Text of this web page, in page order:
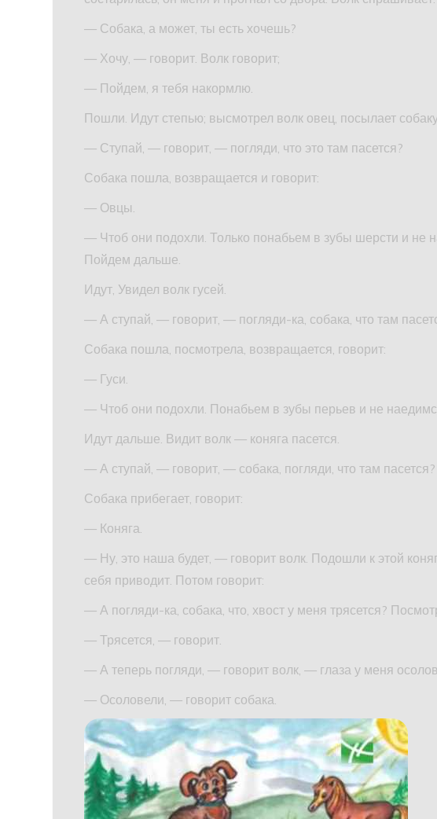
— Собака, а может, ты есть хочешь?
— Хочу, — говорит. Волк говорит;
— Пойдем, я тебя накормлю.
Пошли. Идут степью; высмотрел волк овец, посылает
— Ступай, — говорит, — погляди, что это там пасется?
Собака пошла, возвращается и говорит:
— Овцы.
— Чтоб они подохли. Только понабьем в зубы шерсти и не
Пойдем дальше.
Идут, Увидел волк гусей.
— А ступай, — говорит, — погляди-ка, собака, что там
Собака пошла, посмотрела, возвращается, говорит:
— Гуси.
— Чтоб они подохли. Понабьем в зубы перьев и не
Идут дальше. Видит волк — коняга пасется.
— А ступай, — говорит, — собака, погляди, что там пасется?
Собака прибегает, говорит:
— Коняга.
— Ну, это наша будет, — говорит волк. Подошли к этой
себя приводит. Потом говорит:
— А погляди-ка, собака, что, хвост у меня трясется?
— Трясется, — говорит.
— А теперь погляди, — говорит волк, — глаза у меня
— Осоловели, — говорит собака.